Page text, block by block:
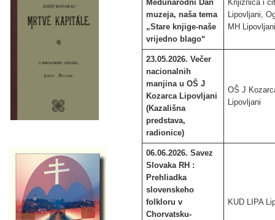
Međunarodni Dan
muzeja, naša tema
„Stare knjige-naše
vrijedno blago“
Knjižnica i
Lipovljani,
MH
23.05.2026. Večer
nacionalnih
manjina u OŠ J
Kozarca Lipovljani
(Kazališna
predstava,
radionice)
OŠ J
Lipovljani
06.06.2026. Savez
Slovaka RH :
Prehliadka
slovenskeho
folkloru v
Chorvatsku-
KUD LIPA